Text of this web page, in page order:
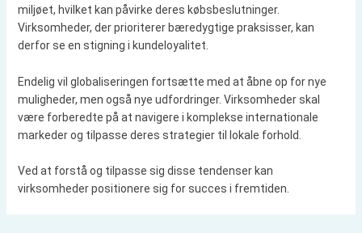
miljøet, hvilket kan påvirke deres købsbeslutninger.
Virksomheder, der prioriterer bæredygtige praksisser, kan
derfor se en stigning i kundeloyalitet.
Endelig vil globaliseringen fortsætte med at åbne op for nye
muligheder, men også nye udfordringer. Virksomheder skal
være forberedte på at navigere i komplekse internationale
markeder og tilpasse deres strategier til lokale forhold.
Ved at forstå og tilpasse sig disse tendenser kan
virksomheder positionere sig for succes i fremtiden.